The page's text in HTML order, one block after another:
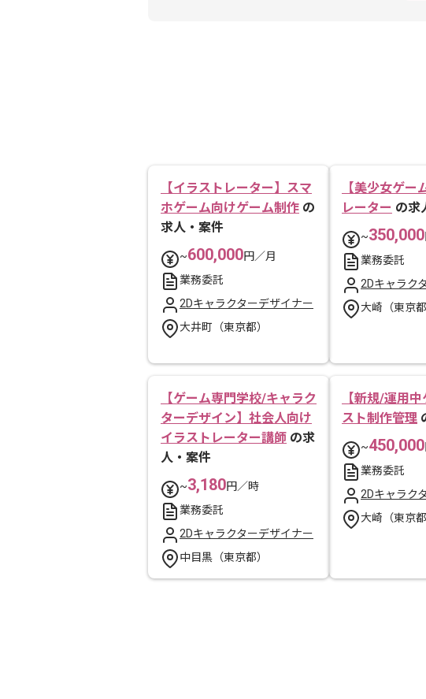
【イラストレーター】スマ
ホゲーム向けゲーム制作 の
求人・案件
~600,000円／月
業務委託
2Dキャラクターデザイナー
大井町（東京都）
【美少女ゲー
レーター の求
~350,000
業務委託
2Dキャラク
大崎（東京都
【ゲーム専門学校/キャラク
ターデザイン】社会人向け
イラストレーター講師 の求
人・案件
~3,180円／時
業務委託
2Dキャラクターデザイナー
中目黒（東京都）
【新規/運用
スト制作管理
~450,000
業務委託
2Dキャラク
大崎（東京都